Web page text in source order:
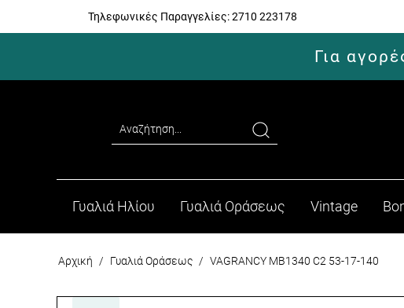
Τηλεφωνικές Παραγγελίες:2710 223178
Για
Γυαλιά Ηλίου Γυαλιά Οράσεως Vintage
Αρχική / Γυαλιά Οράσεως / VAGRANCY MB1340 C2 53-17-140